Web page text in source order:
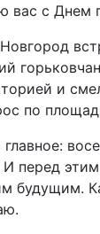
вас с Днем
и
по
главное:
перед
будущим.